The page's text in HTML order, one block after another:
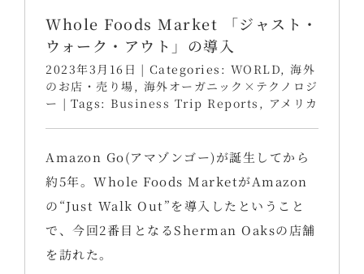
Whole Foods Market 「ジャスト・
ウォーク・アウト」の導入
2023年3月16日 | Categories: WORLD, 海外
のお店・売り場 , 海外オーガニック×テクノロジ
ー | Tags: Business Trip Reports , アメリカ
Amazon Go(アマゾンゴー)が誕生してから
約5年。Whole Foods MarketがAmazon
の“Just Walk Out”を導入したということ
で、今回2番目となるSherman Oaksの店舗
を訪れた。